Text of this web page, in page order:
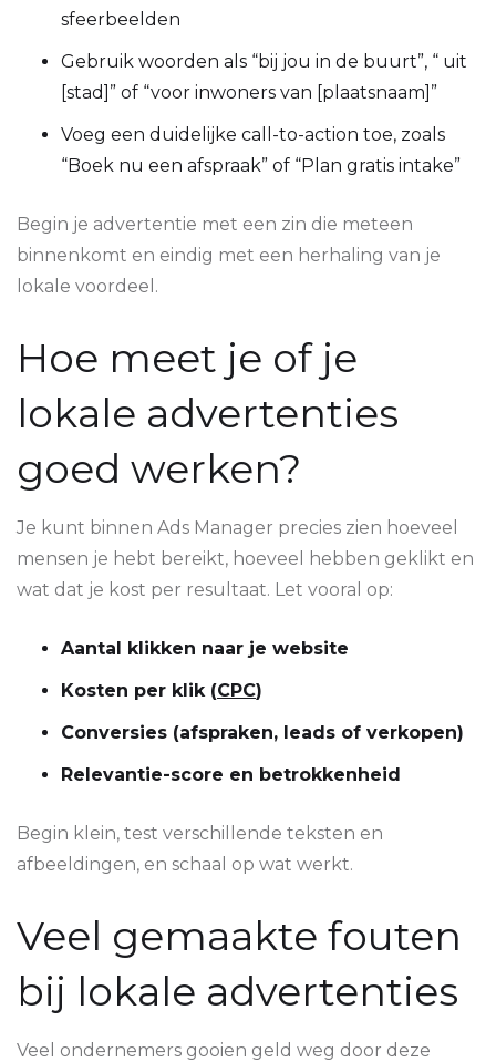
sfeerbeelden
Gebruik woorden als “bij jou in de buurt”, “ uit
[stad]” of “voor inwoners van [plaatsnaam]”
Voeg een duidelijke call-to-action toe, zoals
“Boek nu een afspraak” of “Plan gratis intake”
Begin je advertentie met een zin die meteen
binnenkomt en eindig met een herhaling van je
lokale voordeel.
Hoe meet je of je
lokale advertenties
goed werken?
Je kunt binnen Ads Manager precies zien hoeveel
mensen je hebt bereikt, hoeveel hebben geklikt en
wat dat je kost per resultaat. Let vooral op:
Aantal klikken naar je website
Kosten per klik (CPC)
Conversies (afspraken, leads of verkopen)
Relevantie-score en betrokkenheid
Begin klein, test verschillende teksten en
afbeeldingen, en schaal op wat werkt.
Veel gemaakte fouten
bij lokale advertenties
Veel ondernemers gooien geld weg door deze